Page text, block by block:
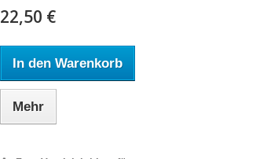
22,50 €
In den Warenkorb
Mehr